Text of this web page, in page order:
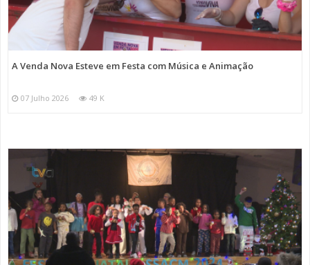
A Venda Nova Esteve em Festa com Música e Animação
07 Julho 2026 49 K